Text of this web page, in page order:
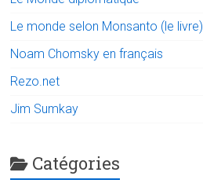
Le monde selon Monsanto (le livre)
Noam Chomsky en français
Rezo.net
Jim Sumkay
Catégories